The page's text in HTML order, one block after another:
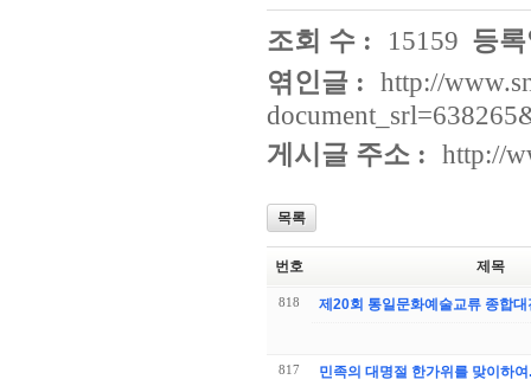
조회 수 : 15159 등
엮인글 : http://
게시글 주소 : http://
목록
번호 제목
818 제20회 통일문화예술교류 종합대
817 민족의 대명절 한가위를 맞이하여